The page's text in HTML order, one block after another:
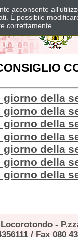
giorno della
giorno della
giorno della
giorno della
giorno della
giorno della
giorno della
-
/ Fax 080
acconsente
È possibile
correttamente.